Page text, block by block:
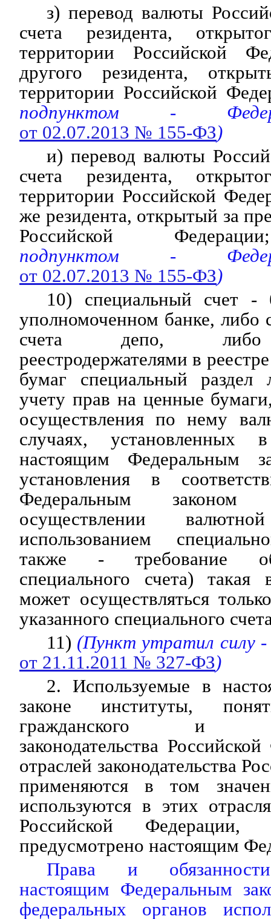
з) перевод валюты
счета резидента,
территории Российской
другого резидента,
территории Российской
подпунктом -
от 02.07.2013 № 155-ФЗ)
и) перевод валюты
счета резидента,
территории Российской
же резидента, открытый за
Российской Федерации;
подпунктом -
от 02.07.2013 № 155-ФЗ)
10) специальный счет -
уполномоченном банке, либо
счета депо, либо
реестродержателями в
бумаг специальный раздел
учету прав на ценные
осуществления по нему
случаях, установленных
настоящим Федеральным
установления в
Федеральным законом
осуществлении
использованием
также - требование об
специального счета) такая
может осуществляться
указанного специального
11) (Пункт утратил силу -
от 21.11.2011 № 327-ФЗ)
2. Используемые в
законе институты,
гражданского и
законодательства
отраслей законодательства
применяются в том
используются в этих
Российской
предусмотрено настоящим
Права и
настоящим Федеральным
федеральных органов